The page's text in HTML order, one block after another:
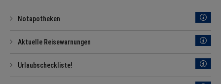
Notapotheken
Aktuelle Reisewarnungen
Urlaubscheckliste!